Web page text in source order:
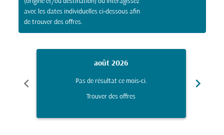
avec les dates individuelles ci-dessous afin
de trouver des offres.
chevron_left
août 2026
Pas de résultat ce mois-ci.
Trouver des offres
chevron_right